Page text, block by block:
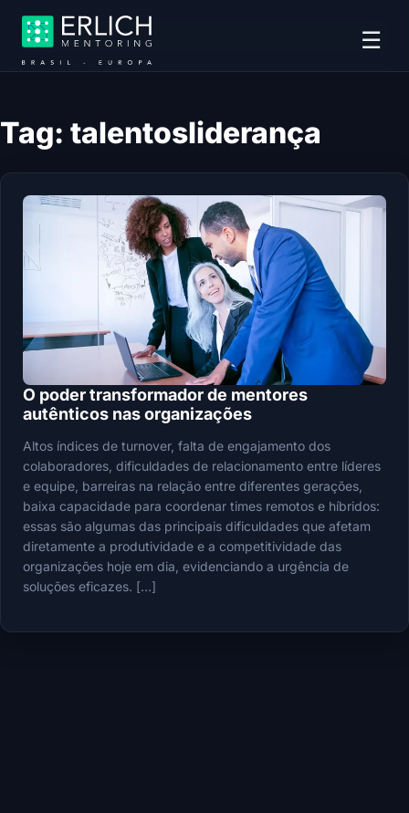
☰
Tag: talentosliderança
O poder transformador de mentores
autênticos nas organizações
Altos índices de turnover, falta de engajamento dos
colaboradores, dificuldades de relacionamento entre líderes
e equipe, barreiras na relação entre diferentes gerações,
baixa capacidade para coordenar times remotos e híbridos:
essas são algumas das principais dificuldades que afetam
diretamente a produtividade e a competitividade das
organizações hoje em dia, evidenciando a urgência de
soluções eficazes. […]